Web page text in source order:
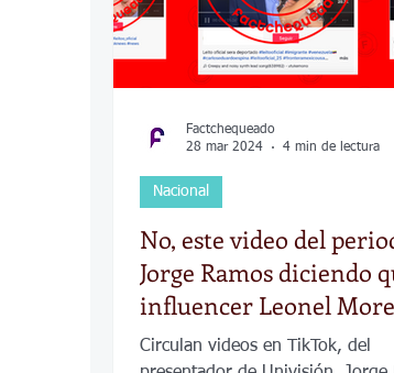
Desamparados Carreteras
No, este video del
Jorge Ramos diciendo
influencer Leonel
está “en poder de
Circulan videos en TikTok, del
Nacional
Factchequeado
28 mar 2024
4 min de lectura